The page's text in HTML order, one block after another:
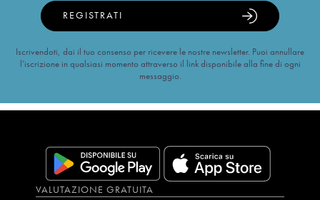
REGISTRATI
Iscrivendoti, dai il tuo consenso per ricevere le nostre newsletter. Puoi annullare
l’iscrizione in qualsiasi momento attraverso il link disponibile alla fine di ogni
messaggio.
VALUTAZIONE GRATUITA